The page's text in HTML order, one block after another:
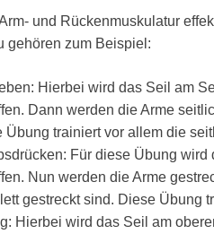
und Rückenmuskulatur
gehören zum Beispiel:
Hierbei wird das Seil am
Dann werden die Arme
Übung trainiert vor allem die
Für diese Übung
Nun werden die Arme
gestreckt sind. Diese Übung
Hierbei wird das Seil am